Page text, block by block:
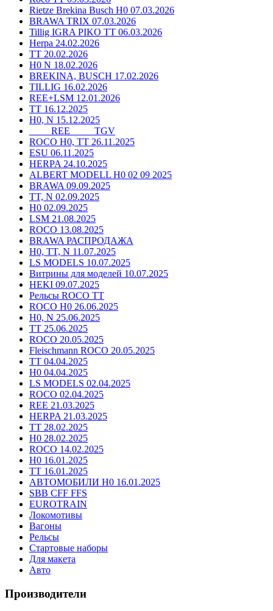
Rietze Brekina Busch H0 07.03.2026
BRAWA TRIX 07.03.2026
Tillig IGRA PIKO TT 06.03.2026
Herpa 24.02.2026
TT 20.02.2026
H0 N 18.02.2026
BREKINA, BUSCH 17.02.2026
TILLIG 16.02.2026
REE+LSM 12.01.2026
TT 16.12.2025
H0, N 15.12.2025
____ REE ____ TGV
ROCO H0, TT 26.11.2025
ESU 06.11.2025
HERPA 24.10.2025
ALBERT MODELL H0 02 09 2025
BRAWA 09.09.2025
TT, N 02.09.2025
H0 02.09.2025
LSM 21.08.2025
ROCO 13.08.2025
BRAWA РАСПРОДАЖА
H0, TT, N 11.07.2025
LS MODELS 10.07.2025
Витрины для моделей 10.07.2025
HEKI 09.07.2025
Рельсы ROCO TT
ROCO H0 26.06.2025
H0, N 25.06.2025
TT 25.06.2025
ROCO 20.05.2025
Fleischmann ROCO 20.05.2025
TT 04.04.2025
H0 04.04.2025
LS MODELS 02.04.2025
ROCO 02.04.2025
REE 21.03.2025
HERPA 21.03.2025
TT 28.02.2025
H0 28.02.2025
ROCO 14.02.2025
H0 16.01.2025
TT 16.01.2025
АВТОМОБИЛИ H0 16.01.2025
SBB CFF FFS
EUROTRAIN
Локомотивы
Вагоны
Рельсы
Стартовые наборы
Для макета
Авто
Производители